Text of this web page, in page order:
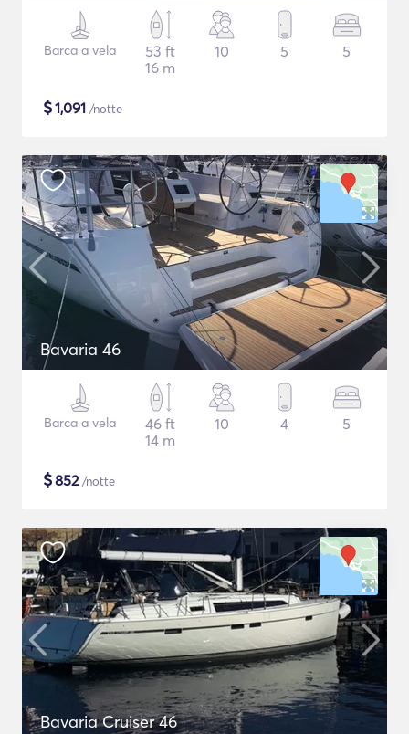
Barca a vela
53 ft
16 m
10 5 5
$1,091 /notte
Bavaria 46
Barca a vela
46 ft
14 m
10 4 5
$852/notte
Bavaria Cruiser 46